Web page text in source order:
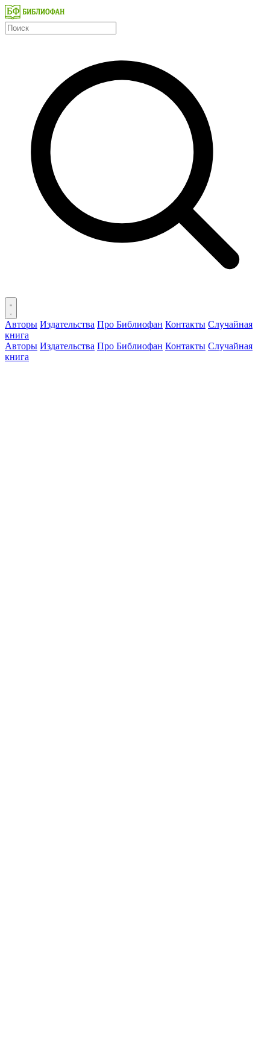
Авторы Издательства Про Библиофан Контакты Случайная
книга
Авторы Издательства Про Библиофан Контакты Случайная
книга